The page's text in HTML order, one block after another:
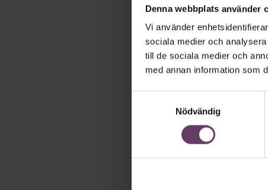
Denna webbplats använder
Vi använder
sociala medier och
till de sociala medier och
med annan information som
Nödvändig